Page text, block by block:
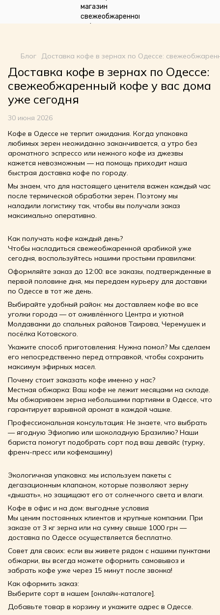
verification=n_oqqzEuRZVD6qDx7SNQHsLwvI3fyvGpp6NDxkCDdVU
Блог Доставка кофе в зернах по Одессе:
Доставка кофе в зернах по Одессе:
свежеобжаренный кофе у вас дома
уже сегодня
30 июня 2026
Кофе в Одессе не терпит ожидания. Когда упаковка
любимых зерен неожиданно заканчивается, а утро без
ароматного эспрессо или нежного кофе из джезвы
кажется невозможным — на помощь приходит наша
быстрая доставка кофе по городу.
Мы знаем, что для настоящего ценителя важен каждый час
после термической обработки зерен. Поэтому мы
наладили логистику так, чтобы вы получали заказ
максимально оперативно.
Как получать кофе каждый день?
Чтобы насладиться свежеобжаренной арабикой уже
сегодня, воспользуйтесь нашими простыми правилами:
Оформляйте заказ до 12:00: все заказы, подтвержденные в
первой половине дня, мы передаем курьеру для доставки
по Одессе в тот же день.
Выбирайте удобный район: мы доставляем кофе во все
уголки города — от оживлённого Центра и уютной
Молдаванки до спальных районов Таирова, Черемушек и
посёлка Котовского.
Укажите способ приготовления: Нужна помол? Мы сделаем
его непосредственно перед отправкой, чтобы сохранить
максимум эфирных масел.
Почему стоит заказать кофе именно у нас?
Местная обжарка: Ваш кофе не лежит месяцами на складе.
Мы обжариваем зерна небольшими партиями в Одессе, что
гарантирует взрывной аромат в каждой чашке.
Профессиональная консультация: Не знаете, что выбрать
— ягодную Эфиопию или шоколадную Бразилию? Наши
бариста помогут подобрать сорт под ваш девайс (турку,
френч-пресс или кофемашину)
Экологичная упаковка: мы используем пакеты с
дегазационным клапаном, которые позволяют зерну
«дышать», но защищают его от солнечного света и влаги.
Кофе в офис и на дом: выгодные условия
Мы ценим постоянных клиентов и крупные компании. При
заказе от 3 кг зерна или на сумму свыше 1000 грн —
доставка по Одессе осуществляется бесплатно.
Совет для своих: если вы живете рядом с нашими пунктами
обжарки, вы всегда можете оформить самовывоз и
забрать кофе уже через 15 минут после звонка!
Как оформить заказ:
Выберите сорт в нашем [онлайн-каталоге].
Добавьте товар в корзину и укажите адрес в Одессе.